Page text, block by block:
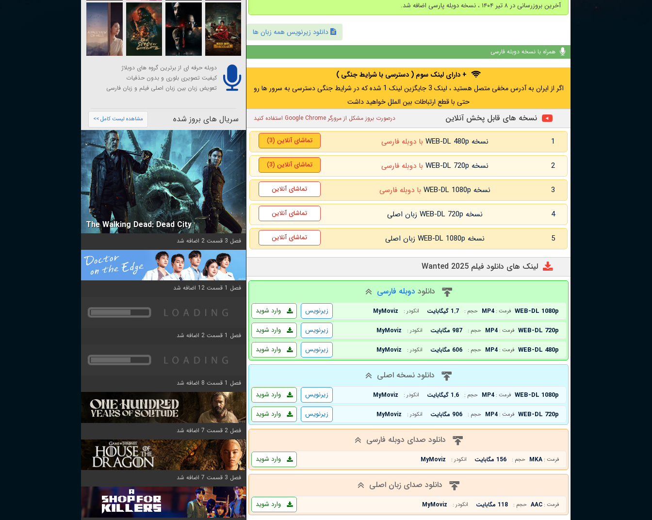
آخرین بروزرسانی در ۸ تیر ۱۴۰۴ ، نسخه دوبله پارسی اضافه شد.
دانلود زیرنویس همه زبان ها
همراه با نسخه دوبله فارسی
+ دارای لینک سوم ( دسترسی با شرایط جنگی )
اگر از ایران به آدرس مخفی متصل هستید ، لینک 3 جایگزین لینک 1 شده که در شرایط جنگی دسترسی به سرور ها رو
حتی با قطع ارتباطات بین الملل خواهید داشت
نسخه های قابل پخش آنلاین درصورت بروز مشکل از مرورگر Google Chrome استفاده کنید
1 نسخه WEB-DL 480p با دوبله فارسی تماشای آنلاین (3)
2 نسخه WEB-DL 720p با دوبله فارسی تماشای آنلاین (3)
3 نسخه WEB-DL 1080p با دوبله فارسی تماشای آنلاین
4 نسخه WEB-DL 720p زبان اصلی تماشای آنلاین
5 نسخه WEB-DL 1080p زبان اصلی تماشای آنلاین
لینک های دانلود فیلم Wanted 2025
دانلود دوبله فارسی
WEB-DL 1080p فرمت : MP4 حجم : 1.7 گیگابایت انکودر : MyMoviz وارد شوید
زیرنویس
WEB-DL 720p فرمت : MP4 حجم : 987 مگابایت انکودر : MyMoviz وارد شوید
زیرنویس
WEB-DL 480p فرمت : MP4 حجم : 606 مگابایت انکودر : MyMoviz وارد شوید زیرنویس
دانلود نسخه اصلی
WEB-DL 1080p فرمت : MP4 حجم : 1.6 گیگابایت انکودر : MyMoviz وارد شوید
زیرنویس
WEB-DL 720p فرمت : MP4 حجم : 906 مگابایت انکودر : MyMoviz وارد شوید زیرنویس
دانلود صدای دوبله فارسی
فرمت : MKA حجم : 156 مگابایت انکودر : MyMoviz وارد شوید
دانلود صدای زبان اصلی
فرمت : AAC حجم : 118 مگابایت انکودر : MyMoviz وارد شوید
دوبله حرفه ای از برترین گروه های دوبلاژ
کیفیت تصویری بلوری و بدون حذفیات
تعویض زبان بین زبان اصلی فیلم و زبان فارسی
سریال های بروز شده مشاهده لیست کامل >>
The Walking Dead: Dead City
فصل 3 قسمت 2 اضافه شد
فصل 1 قسمت 12 اضافه شد
فصل 1 قسمت 2 اضافه شد
فصل 1 قسمت 8 اضافه شد
فصل 2 قسمت 7 اضافه شد
فصل 3 قسمت 7 اضافه شد